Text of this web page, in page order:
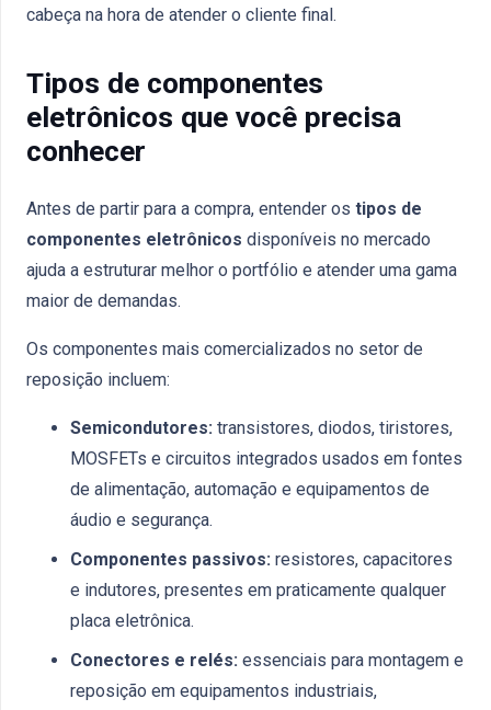
cabeça na hora de atender o cliente final.
Tipos de componentes
eletrônicos que você precisa
conhecer
Antes de partir para a compra, entender os tipos de
componentes eletrônicos disponíveis no mercado
ajuda a estruturar melhor o portfólio e atender uma gama
maior de demandas.
Os componentes mais comercializados no setor de
reposição incluem:
Semicondutores: transistores, diodos, tiristores,
MOSFETs e circuitos integrados usados em fontes
de alimentação, automação e equipamentos de
áudio e segurança.
Componentes passivos: resistores, capacitores
e indutores, presentes em praticamente qualquer
placa eletrônica.
Conectores e relés: essenciais para montagem e
reposição em equipamentos industriais,